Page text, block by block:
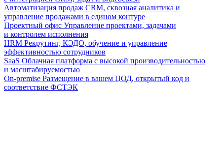
Автоматизация продаж CRM, сквозная аналитика и
управление продажами в едином контуре
Проектный офис Управление проектами, задачами
и контролем исполнения
HRM Рекрутинг, КЭДО, обучение и управление
эффективностью сотрудников
SaaS Облачная платформа с высокой производительностью
и масштабируемостью
On-premise Размещение в вашем ЦОД, открытый код и
соответствие ФСТЭК